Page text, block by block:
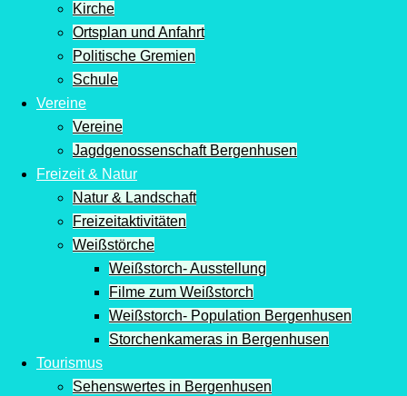
Kirche
Ortsplan und Anfahrt
Politische Gremien
Schule
Vereine
Vereine
Jagdgenossenschaft Bergenhusen
Freizeit & Natur
Natur & Landschaft
Freizeitaktivitäten
Weißstörche
Weißstorch- Ausstellung
Filme zum Weißstorch
Weißstorch- Population Bergenhusen
Storchenkameras in Bergenhusen
Tourismus
Sehenswertes in Bergenhusen